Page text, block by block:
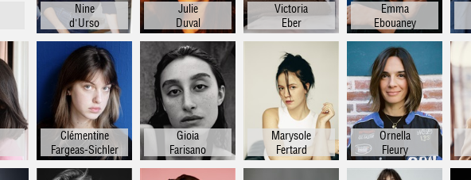
Nine
d'Urso
Julie
Duval
Victoria
Eber
Emma
Ebouaney
Clémentine
Fargeas-Sichler
Gioia
Farisano
Marysole
Fertard
Ornella
Fleury